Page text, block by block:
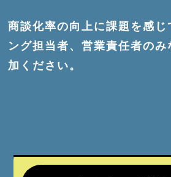
商談化率の向上に課題を感じ
ング担当者、営業責任者の
加ください。